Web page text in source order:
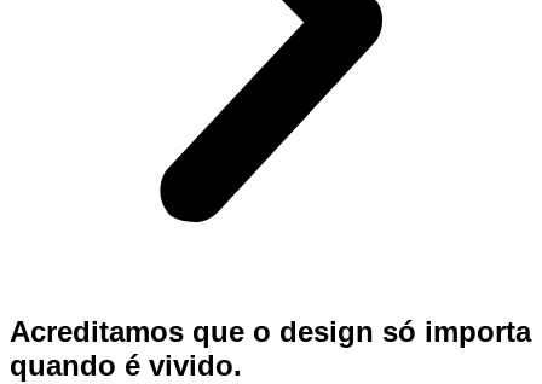
Acreditamos que o design só importa
quando é vivido.